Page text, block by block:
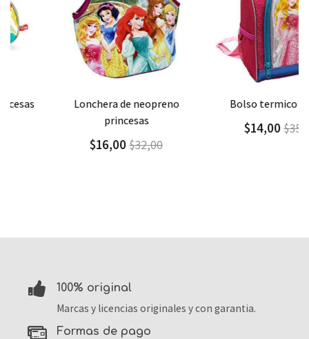
Agregar Detalle
lonchera de neopreno
$32,00
Detalle
bolso termico morral
$35,00
100% original
Marcas y licencias originales y con garantia.
formas de pago